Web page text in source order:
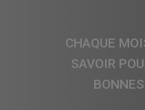
CHAQUE
SAVOIR